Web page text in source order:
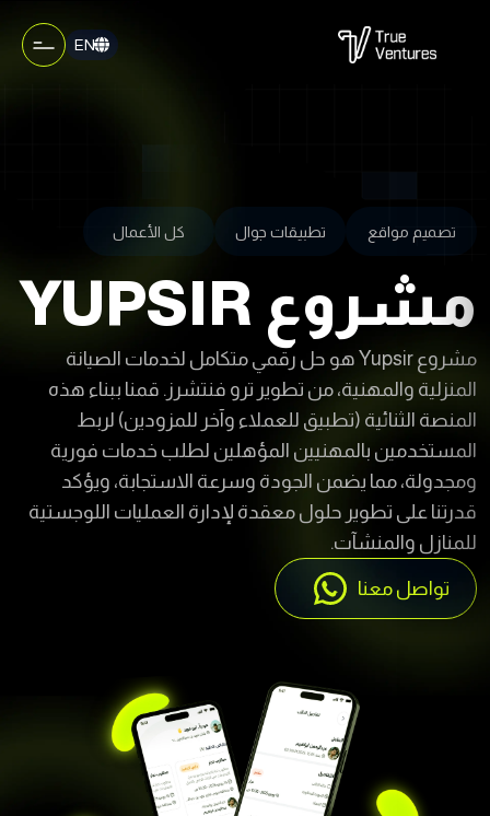
EN
تصميم مواقع تطبيقات جوال كل الأعمال
مشروع YUPSIR
مشروع Yupsir هو حل رقمي متكامل لخدمات الصيانة
المنزلية والمهنية، من تطوير ترو فنتشرز. قمنا ببناء هذه
المنصة الثنائية (تطبيق للعملاء وآخر للمزودين) لربط
المستخدمين بالمهنيين المؤهلين لطلب خدمات فورية
ومجدولة، مما يضمن الجودة وسرعة الاستجابة، ويؤكد
قدرتنا على تطوير حلول معقدة لإدارة العمليات اللوجستية
للمنازل والمنشآت.
تواصل معنا